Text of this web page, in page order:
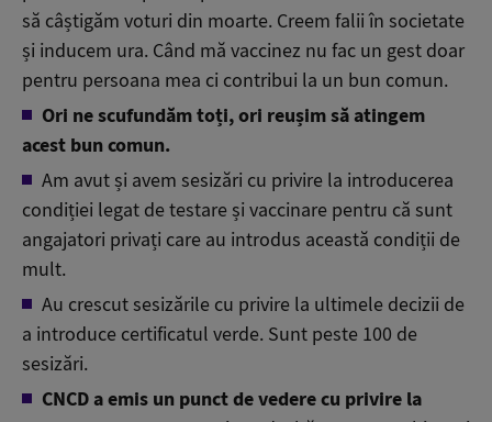
să câștigăm voturi din moarte. Creem falii în societate
și inducem ura. Când mă vaccinez nu fac un gest doar
pentru persoana mea ci contribui la un bun comun.
Ori ne scufundăm toți, ori reușim să atingem
acest bun comun.
Am avut și avem sesizări cu privire la introducerea
condiției legat de testare și vaccinare pentru că sunt
angajatori privați care au introdus această condiții de
mult.
Au crescut sesizările cu privire la ultimele decizii de
a introduce certificatul verde. Sunt peste 100 de
sesizări.
CNCD a emis un punct de vedere cu privire la